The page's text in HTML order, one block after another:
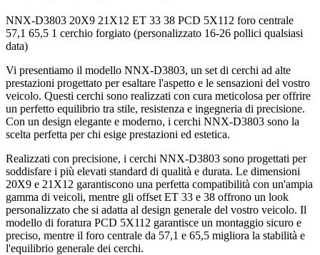
NNX-D3803 20X9 21X12 ET 33 38 PCD 5X112 foro centrale
57,1 65,5 1 cerchio forgiato (personalizzato 16-26 pollici qualsiasi
data)
Vi presentiamo il modello NNX-D3803, un set di cerchi ad alte
prestazioni progettato per esaltare l'aspetto e le sensazioni del vostro
veicolo. Questi cerchi sono realizzati con cura meticolosa per offrire
un perfetto equilibrio tra stile, resistenza e ingegneria di precisione.
Con un design elegante e moderno, i cerchi NNX-D3803 sono la
scelta perfetta per chi esige prestazioni ed estetica.
Realizzati con precisione, i cerchi NNX-D3803 sono progettati per
soddisfare i più elevati standard di qualità e durata. Le dimensioni
20X9 e 21X12 garantiscono una perfetta compatibilità con un'ampia
gamma di veicoli, mentre gli offset ET 33 e 38 offrono un look
personalizzato che si adatta al design generale del vostro veicolo. Il
modello di foratura PCD 5X112 garantisce un montaggio sicuro e
preciso, mentre il foro centrale da 57,1 e 65,5 migliora la stabilità e
l'equilibrio generale dei cerchi.